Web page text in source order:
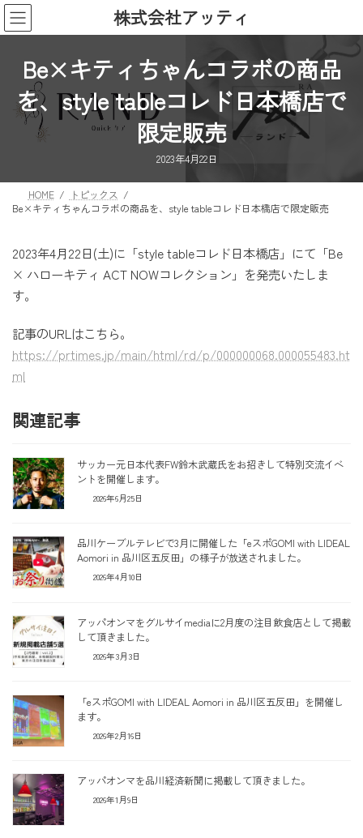
コ
ン
ナ
ビ
株式会社アッティ
Be×キティちゃんコラボの商品
を、style tableコレド日本橋店で
限定販売
2023年4月22日
HOME
トピックス
Be×キティちゃんコラボの商品を、style tableコレド日本橋店で限定販売
2023年4月22日(土)に「style tableコレド日本橋店」にて「Be
× ハローキティ ACT NOWコレクション」を発売いたしま
す。
記事のURLはこちら。
https://prtimes.jp/main/html/rd/p/000000068.000055483.ht
ml
関連記事
サッカー元日本代表FW鈴木武蔵氏をお招きして特別交流イベ
ントを開催します。
2026年6月25日
品川ケーブルテレビで3月に開催した「eスポGOMI with LIDEAL
Aomori in 品川区五反田」の様子が放送されました。
2026年4月10日
アッパオンマをグルサイmediaに2月度の注目飲食店として掲載
して頂きました。
2026年3月3日
「eスポGOMI with LIDEAL Aomori in 品川区五反田」を開催し
ます。
2026年2月16日
アッパオンマを品川経済新聞に掲載して頂きました。
2026年1月9日